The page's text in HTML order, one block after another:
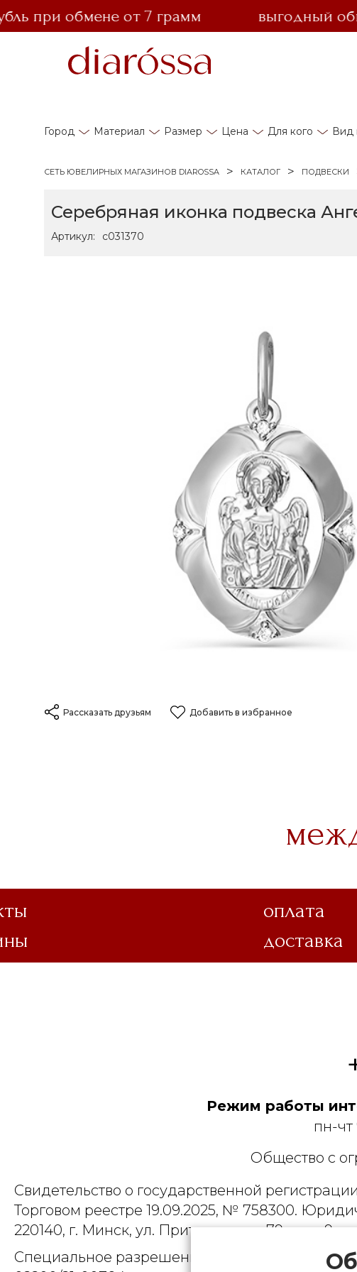
при обмене от 7 грамм выгодный обмен
Город Материал Размер Цена Для кого Вид
СЕТЬ ЮВЕЛИРНЫХ МАГАЗИНОВ DIAROSSA КАТАЛОГ ПОДВЕСКИ
Серебряная иконка подвеска
Артикул: с031370
Рассказать друзьям Добавить в избранное
оплата
доставка
Режим работы
пн-чт
Общество с
Свидетельство о государственной
Торговом реестре 19.09.2025, № 758300.
220140, г. Минск, ул. Притыцкого, д.79, пом. 9
Специальное разрешение (лицензия) на